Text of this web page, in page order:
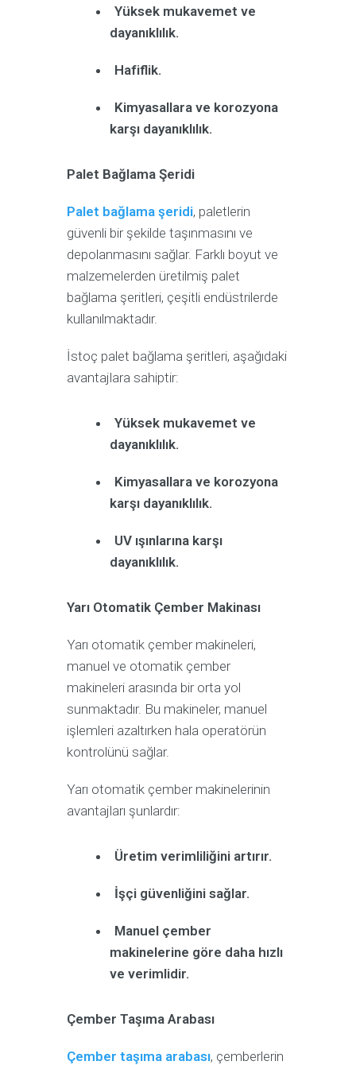
Yüksek mukavemet ve
dayanıklılık.
Hafiflik.
Kimyasallara ve korozyona
karşı dayanıklılık.
Palet Bağlama Şeridi
Palet bağlama şeridi, paletlerin
güvenli bir şekilde taşınmasını ve
depolanmasını sağlar. Farklı boyut ve
malzemelerden üretilmiş palet
bağlama şeritleri, çeşitli endüstrilerde
kullanılmaktadır.
İstoç palet bağlama şeritleri, aşağıdaki
avantajlara sahiptir:
Yüksek mukavemet ve
dayanıklılık.
Kimyasallara ve korozyona
karşı dayanıklılık.
UV ışınlarına karşı
dayanıklılık.
Yarı Otomatik Çember Makinası
Yarı otomatik çember makineleri,
manuel ve otomatik çember
makineleri arasında bir orta yol
sunmaktadır. Bu makineler, manuel
işlemleri azaltırken hala operatörün
kontrolünü sağlar.
Yarı otomatik çember makinelerinin
avantajları şunlardır:
Üretim verimliliğini artırır.
İşçi güvenliğini sağlar.
Manuel çember
makinelerine göre daha hızlı
ve verimlidir.
Çember Taşıma Arabası
Çember taşıma arabası, çemberlerin